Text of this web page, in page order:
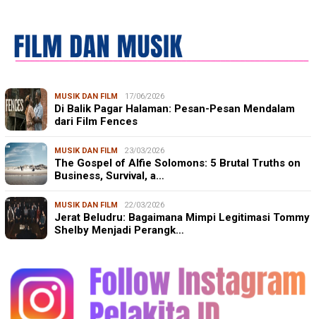
MUSIK DAN FILM 17/06/2026
Di Balik Pagar Halaman: Pesan-Pesan Mendalam
dari Film Fences
MUSIK DAN FILM 23/03/2026
The Gospel of Alfie Solomons: 5 Brutal Truths on
Business, Survival, a…
MUSIK DAN FILM 22/03/2026
Jerat Beludru: Bagaimana Mimpi Legitimasi Tommy
Shelby Menjadi Perangk…